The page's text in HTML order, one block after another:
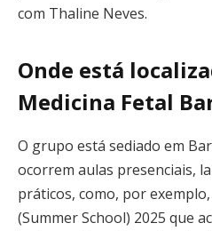
com Thaline Neves.
Onde está
Medicina Fetal
O grupo está sediado em
ocorrem aulas presenciais,
práticos, como, por exemplo,
(Summer School) 2025 que